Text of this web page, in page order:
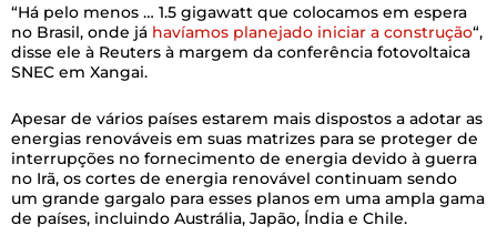
“Há pelo menos … 1.5 gigawatt que colocamos em espera
no Brasil, onde já havíamos planejado iniciar a construção“,
disse ele à Reuters à margem da conferência fotovoltaica
SNEC em Xangai.
Apesar de vários países estarem mais dispostos a adotar as
energias renováveis em suas matrizes para se proteger de
interrupções no fornecimento de energia devido à guerra
no Irã, os cortes de energia renovável continuam sendo
um grande gargalo para esses planos em uma ampla gama
de países, incluindo Austrália, Japão, Índia e Chile.